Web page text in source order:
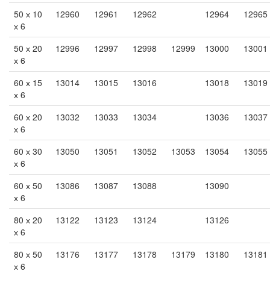
50 х 10
х 6
12960 12961 12962 12964 12965
50 х 20
х 6
12996 12997 12998 12999 13000 13001
60 х 15
х 6
13014 13015 13016 13018 13019
60 х 20
х 6
13032 13033 13034 13036 13037
60 х 30
х 6
13050 13051 13052 13053 13054 13055
60 х 50
х 6
13086 13087 13088 13090
80 х 20
х 6
13122 13123 13124 13126
80 х 50
х 6
13176 13177 13178 13179 13180 13181